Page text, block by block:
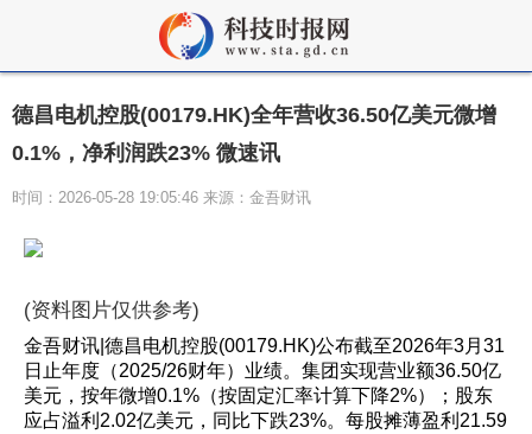
德昌电机控股(00179.HK)全年营收36.50亿美元微增
0.1%，净利润跌23% 微速讯
时间：2026-05-28 19:05:46 来源：金吾财讯
(资料图片仅供参考)
金吾财讯|德昌电机控股(00179.HK)公布截至2026年3月31
日止年度（2025/26财年）业绩。集团实现营业额36.50亿
美元，按年微增0.1%（按固定汇率计算下降2%）；股东
应占溢利2.02亿美元，同比下跌23%。每股摊薄盈利21.59